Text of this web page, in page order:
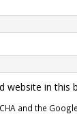
website in
and the Google